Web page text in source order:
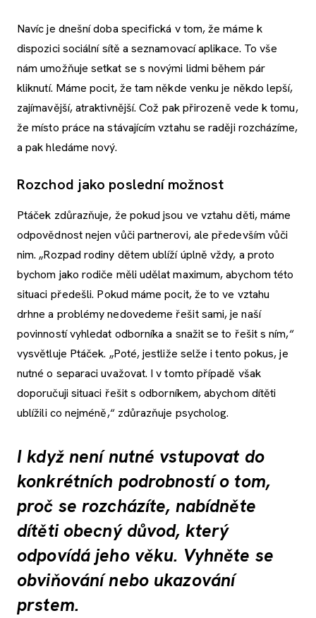
Navíc je dnešní doba specifická v tom, že máme k
dispozici sociální sítě a seznamovací aplikace. To vše
nám umožňuje setkat se s novými lidmi během pár
kliknutí. Máme pocit, že tam někde venku je někdo lepší,
zajímavější, atraktivnější. Což pak přirozeně vede k tomu,
že místo práce na stávajícím vztahu se raději rozcházíme,
a pak hledáme nový.
Rozchod jako poslední možnost
Ptáček zdůrazňuje, že pokud jsou ve vztahu děti, máme
odpovědnost nejen vůči partnerovi, ale především vůči
nim. „Rozpad rodiny dětem ublíží úplně vždy, a proto
bychom jako rodiče měli udělat maximum, abychom této
situaci předešli. Pokud máme pocit, že to ve vztahu
drhne a problémy nedovedeme řešit sami, je naší
povinností vyhledat odborníka a snažit se to řešit s ním,“
vysvětluje Ptáček. „Poté, jestliže selže i tento pokus, je
nutné o separaci uvažovat. I v tomto případě však
doporučuji situaci řešit s odborníkem, abychom dítěti
ublížili co nejméně,“ zdůrazňuje psycholog.
I když není nutné vstupovat do
konkrétních podrobností o tom,
proč se rozcházíte, nabídněte
dítěti obecný důvod, který
odpovídá jeho věku. Vyhněte se
obviňování nebo ukazování
prstem.